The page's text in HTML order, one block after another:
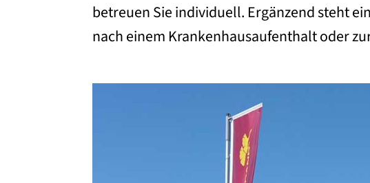
betreuen Sie individuell. Ergänzend steht
nach einem Krankenhausaufenthalt oder